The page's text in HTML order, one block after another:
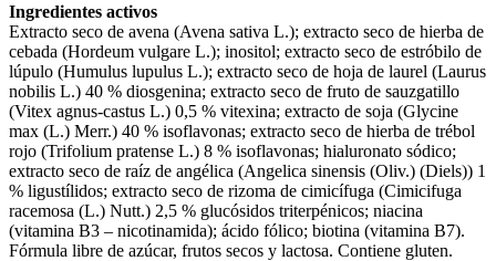
Ingredientes activos
Extracto seco de avena (Avena sativa L.); extracto seco de hierba de
cebada (Hordeum vulgare L.); inositol; extracto seco de estróbilo de
lúpulo (Humulus lupulus L.); extracto seco de hoja de laurel (Laurus
nobilis L.) 40 % diosgenina; extracto seco de fruto de sauzgatillo
(Vitex agnus-castus L.) 0,5 % vitexina; extracto de soja (Glycine
max (L.) Merr.) 40 % isoflavonas; extracto seco de hierba de trébol
rojo (Trifolium pratense L.) 8 % isoflavonas; hialuronato sódico;
extracto seco de raíz de angélica (Angelica sinensis (Oliv.) (Diels)) 1
% ligustílidos; extracto seco de rizoma de cimicífuga (Cimicifuga
racemosa (L.) Nutt.) 2,5 % glucósidos triterpénicos; niacina
(vitamina B3 – nicotinamida); ácido fólico; biotina (vitamina B7).
Fórmula libre de azúcar, frutos secos y lactosa. Contiene gluten.